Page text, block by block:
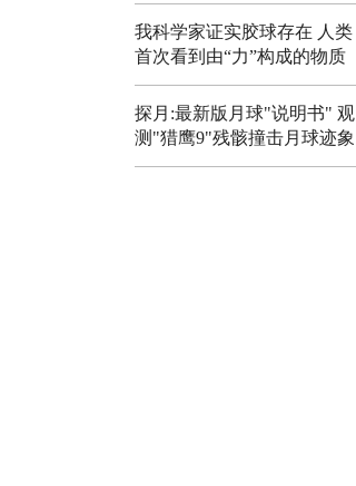
我科学家证实胶球存在 人类
首次看到由“力”构成的物质
探月:最新版月球"说明书" 观
测"猎鹰9"残骸撞击月球迹象